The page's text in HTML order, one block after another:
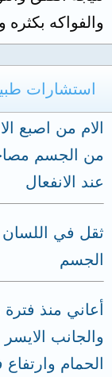
والفواكه
استشارات
الام من اصبع
من الجسم
عند الانفعال
ثقل في اللسان
الجسم
أعاني منذ
والجانب
الحمام